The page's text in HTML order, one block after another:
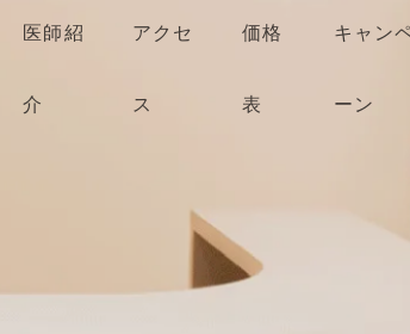
医師紹
介
アクセ
ス
価格
表
キャン
ーン